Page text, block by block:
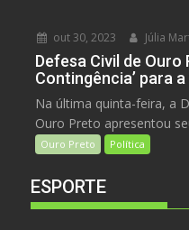
out 30, 2023 Júlia
Defesa Civil de Ouro
Contingência’ para
Na última quinta-feira, a
Ouro Preto apresentou
Ouro Preto Política
ESPORTE